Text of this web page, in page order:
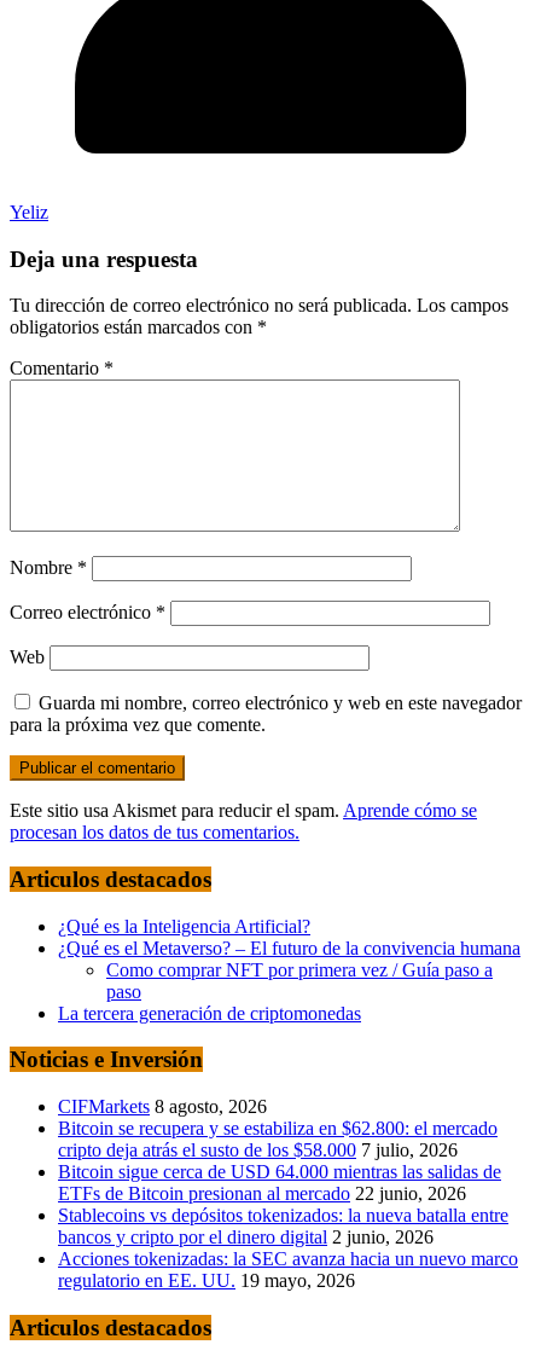
Yeliz
Deja una respuesta
Tu dirección de correo electrónico no será publicada. Los campos
obligatorios están marcados con *
Comentario *
Nombre *
Correo electrónico *
Web
Guarda mi nombre, correo electrónico y web en este navegador
para la próxima vez que comente.
Este sitio usa Akismet para reducir el spam. Aprende cómo se
procesan los datos de tus comentarios.
Articulos destacados
¿Qué es la Inteligencia Artificial?
¿Qué es el Metaverso? – El futuro de la convivencia humana
Como comprar NFT por primera vez / Guía paso a
paso
La tercera generación de criptomonedas
Noticias e Inversión
CIFMarkets 8 agosto, 2026
Bitcoin se recupera y se estabiliza en $62.800: el mercado
cripto deja atrás el susto de los $58.000 7 julio, 2026
Bitcoin sigue cerca de USD 64.000 mientras las salidas de
ETFs de Bitcoin presionan al mercado 22 junio, 2026
Stablecoins vs depósitos tokenizados: la nueva batalla entre
bancos y cripto por el dinero digital 2 junio, 2026
Acciones tokenizadas: la SEC avanza hacia un nuevo marco
regulatorio en EE. UU. 19 mayo, 2026
Articulos destacados